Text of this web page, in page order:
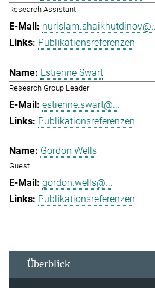
Research Assistant
Publikationsreferenzen
Estienne Swart
Research Group Leader
estienne.swart@...
Publikationsreferenzen
Gordon Wells
Guest
gordon.wells@...
Publikationsreferenzen
Überblick